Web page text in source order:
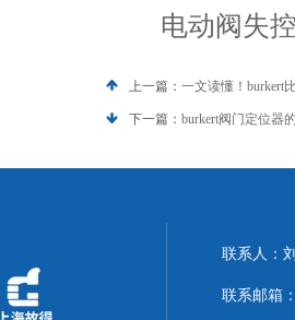
电动阀失
上一篇： 一文读懂！burkert
下一篇： burkert阀门定位器
联系人：
联系邮箱